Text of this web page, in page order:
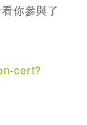
你參與了
cert?